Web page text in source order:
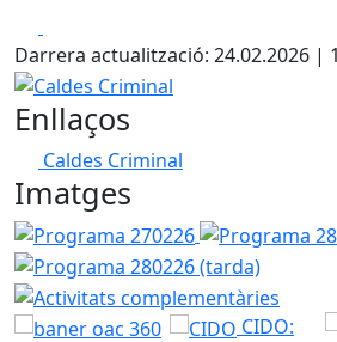
Darrera actualització: 24.02.2026 |
Caldes Criminal
Enllaços
Caldes Criminal
Imatges
Programa 270226 Programa
CIDO: